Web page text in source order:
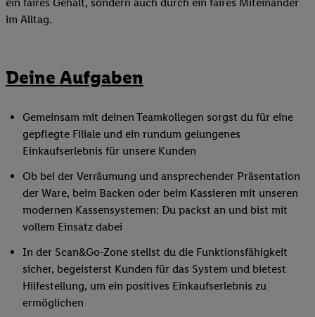
im Alltag.
Deine Aufgaben
Gemeinsam mit deinen Teamkollegen sorgst du für eine
gepflegte Filiale und ein rundum gelungenes
Einkaufserlebnis für unsere Kunden
Ob bei der Verräumung und ansprechender Präsentation
der Ware, beim Backen oder beim Kassieren mit unseren
modernen Kassensystemen: Du packst an und bist mit
vollem Einsatz dabei
In der Scan&Go-Zone stellst du die Funktionsfähigkeit
sicher, begeisterst Kunden für das System und bietest
Hilfestellung, um ein positives Einkaufserlebnis zu
ermöglichen